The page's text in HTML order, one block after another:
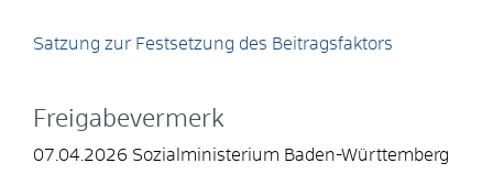
Satzung zur Festsetzung des Beitragsfaktors
Freigabevermerk
07.04.2026 Sozialministerium Baden-Württemberg